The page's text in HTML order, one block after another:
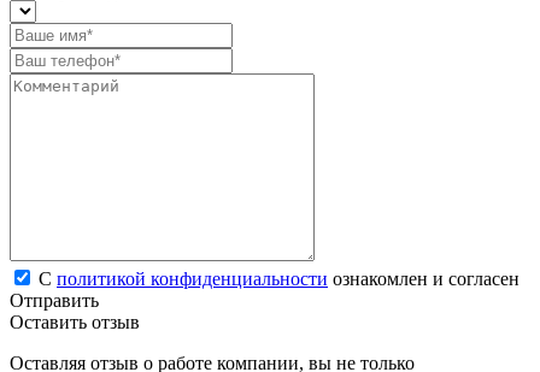
С политикой конфиденциальности ознакомлен и согласен
Отправить
Оставить отзыв
Оставляя отзыв о работе компании, вы не только